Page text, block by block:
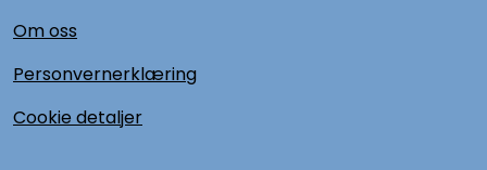
Om oss
Personvernerklæring
Cookie detaljer